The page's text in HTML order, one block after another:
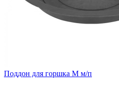
Поддон для горшка М м/п